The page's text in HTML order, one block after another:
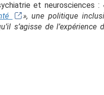
et neurosciences :
», une politique
s’agisse de